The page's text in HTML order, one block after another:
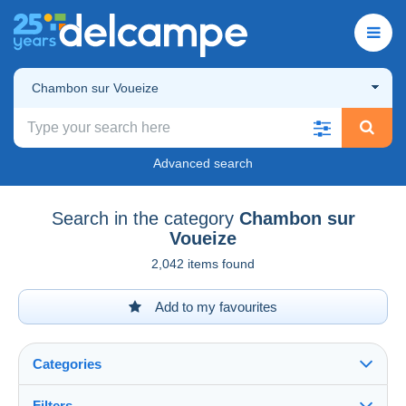
Chambon sur Voueize
Advanced search
Search in the category Chambon sur
Voueize
2,042 items found
Add to my favourites
Categories